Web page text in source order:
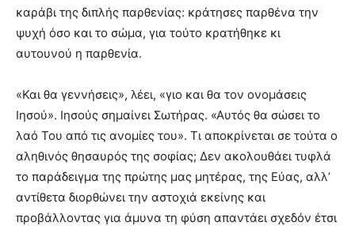
καράβι της διπλής παρθενίας: κράτησες παρθένα την
ψυχή όσο και το σώμα, για τούτο κρατήθηκε κι
αυτουνού η παρθενία.
«Και θα γεννήσεις», λέει, «γιο και θα τον ονομάσεις
Ιησού». Ιησούς σημαίνει Σωτήρας. «Αυτός θα σώσει το
λαό Του από τις ανομίες του». Τι αποκρίνεται σε τούτα ο
αληθινός θησαυρός της σοφίας; Δεν ακολουθάει τυφλά
το παράδειγμα της πρώτης μας μητέρας, της Εύας, αλλ’
αντίθετα διορθώνει την αστοχιά εκείνης και
προβάλλοντας για άμυνα τη φύση απαντάει σχεδόν έτσι